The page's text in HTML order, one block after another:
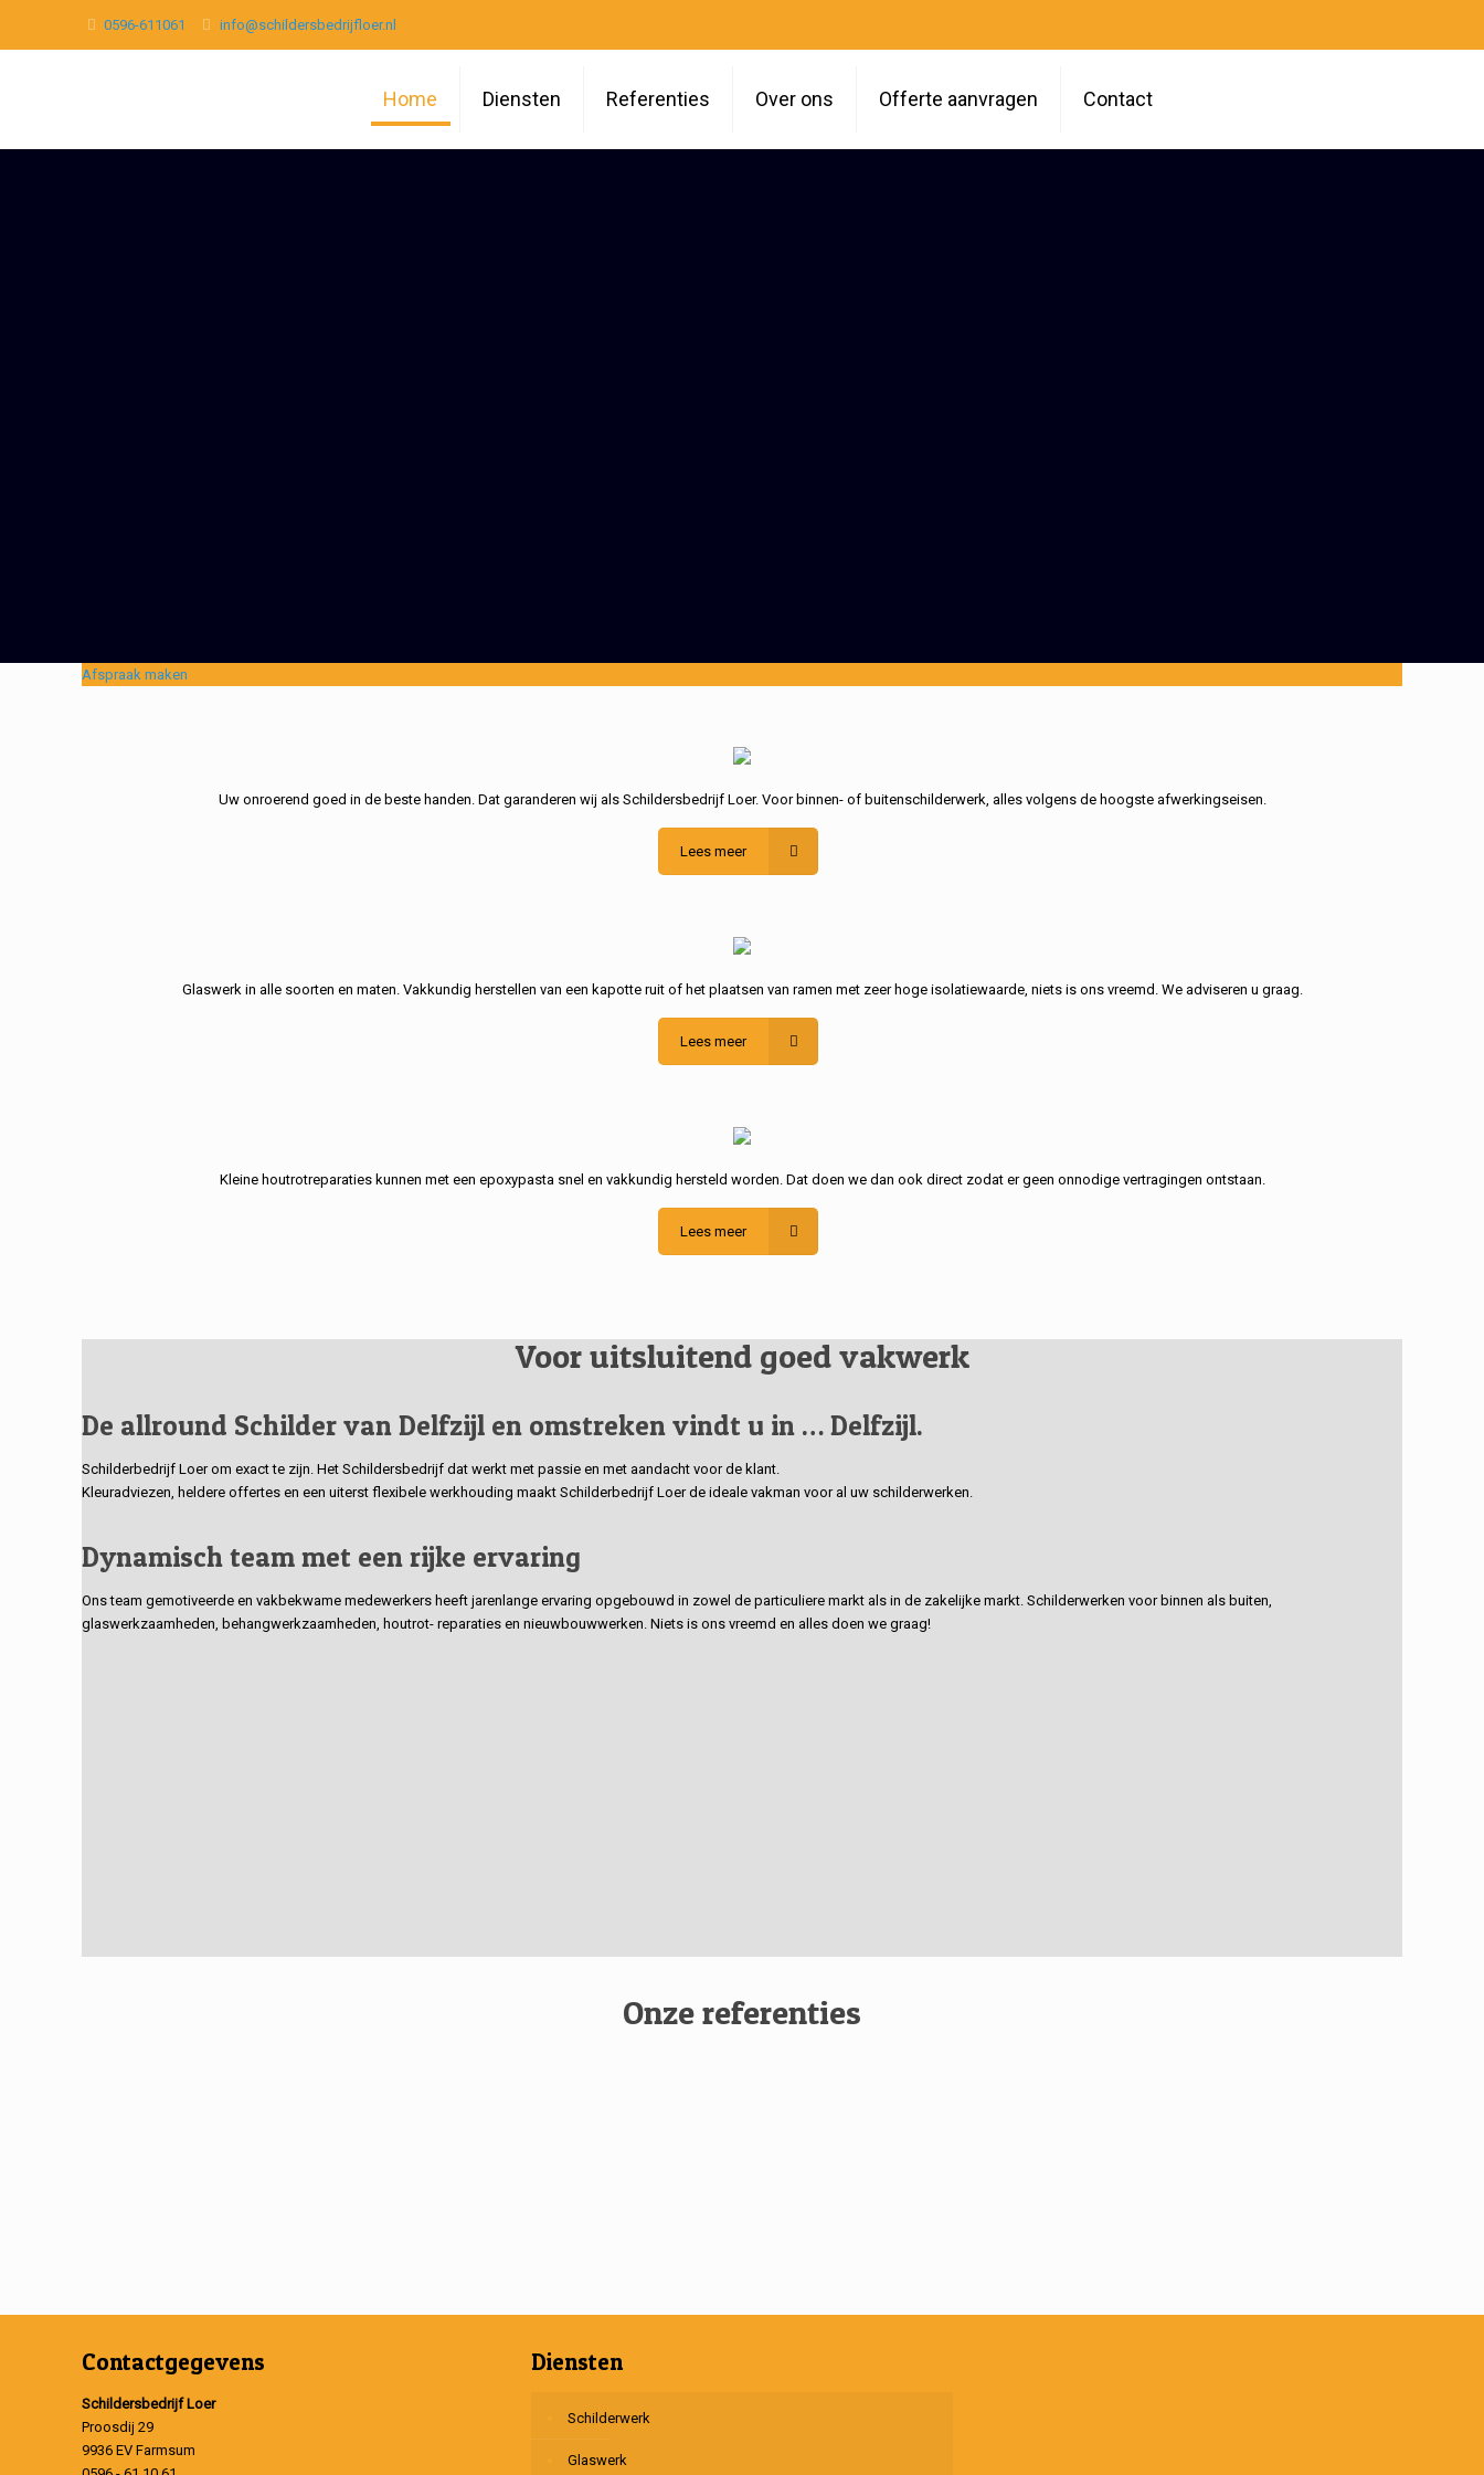
0596-611061 info@schildersbedrijfloer.nl
Home Diensten Referenties Over ons Offerte aanvragen Contact
Afspraak maken
Uw onroerend goed in de beste handen. Dat garanderen wij als Schildersbedrijf Loer. Voor binnen- of buitenschilderwerk, alles volgens de hoogste afwerkingseisen.
Lees meer
Glaswerk in alle soorten en maten. Vakkundig herstellen van een kapotte ruit of het plaatsen van ramen met zeer hoge isolatiewaarde, niets is ons vreemd. We adviseren u graag.
Lees meer
Kleine houtrotreparaties kunnen met een epoxypasta snel en vakkundig hersteld worden. Dat doen we dan ook direct zodat er geen onnodige vertragingen ontstaan.
Lees meer
Voor uitsluitend goed vakwerk
De allround Schilder van Delfzijl en omstreken vindt u in … Delfzijl.
Schilderbedrijf Loer om exact te zijn. Het Schildersbedrijf dat werkt met passie en met aandacht voor de klant.
Kleuradviezen, heldere offertes en een uiterst flexibele werkhouding maakt Schilderbedrijf Loer de ideale vakman voor al uw schilderwerken.
Dynamisch team met een rijke ervaring
Ons team gemotiveerde en vakbekwame medewerkers heeft jarenlange ervaring opgebouwd in zowel de particuliere markt als in de zakelijke markt. Schilderwerken voor binnen als buiten,
glaswerkzaamheden, behangwerkzaamheden, houtrot- reparaties en nieuwbouwwerken. Niets is ons vreemd en alles doen we graag!
Onze referenties
Contactgegevens
Schildersbedrijf Loer
Proosdij 29
9936 EV Farmsum
Diensten
Schilderwerk
Glaswerk